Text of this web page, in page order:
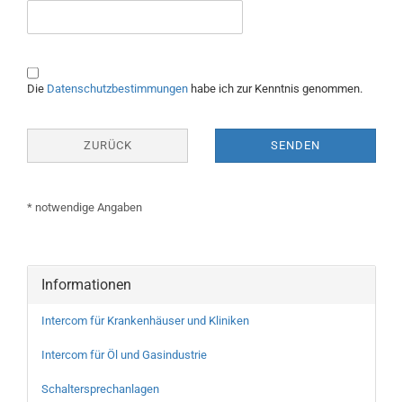
DATENSCHUTZBESTIMMUNGEN
Die Datenschutzbestimmungen habe ich zur Kenntnis genommen.
ZURÜCK SENDEN
* notwendige Angaben
Informationen
Intercom für Krankenhäuser und Kliniken
Intercom für Öl und Gasindustrie
Schaltersprechanlagen